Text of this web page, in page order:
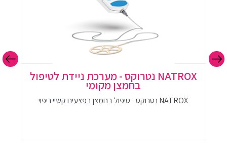
NATROX נטרוקס - מערכת ניידת לטיפול
בחמצן מקומי
NATROX נטרוקס - טיפול בחמצן בפצעים קשיי ריפוי